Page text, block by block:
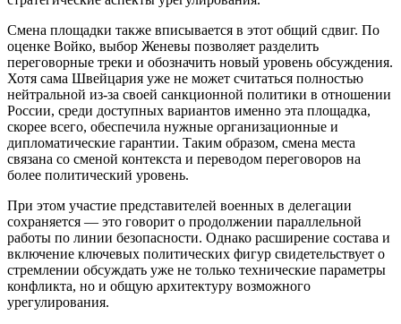
Смена площадки также вписывается в этот общий сдвиг. По
оценке Войко, выбор Женевы позволяет разделить
переговорные треки и обозначить новый уровень обсуждения.
Хотя сама Швейцария уже не может считаться полностью
нейтральной из-за своей санкционной политики в отношении
России, среди доступных вариантов именно эта площадка,
скорее всего, обеспечила нужные организационные и
дипломатические гарантии. Таким образом, смена места
связана со сменой контекста и переводом переговоров на
более политический уровень.
При этом участие представителей военных в делегации
сохраняется — это говорит о продолжении параллельной
работы по линии безопасности. Однако расширение состава и
включение ключевых политических фигур свидетельствует о
стремлении обсуждать уже не только технические параметры
конфликта, но и общую архитектуру возможного
урегулирования.